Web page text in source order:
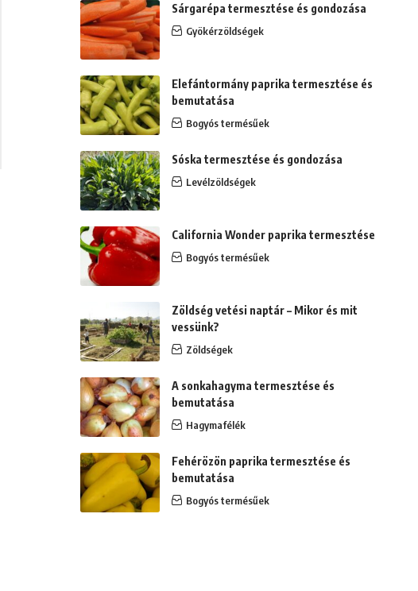
Sárgarépa termesztése és gondozása
Gyökérzöldségek
Elefántormány paprika termesztése és
bemutatása
Bogyós termésűek
Sóska termesztése és gondozása
Levélzöldségek
California Wonder paprika termesztése
Bogyós termésűek
Zöldség vetési naptár – Mikor és mit
vessünk?
Zöldségek
A sonkahagyma termesztése és
bemutatása
Hagymafélék
Fehérözön paprika termesztése és
bemutatása
Bogyós termésűek